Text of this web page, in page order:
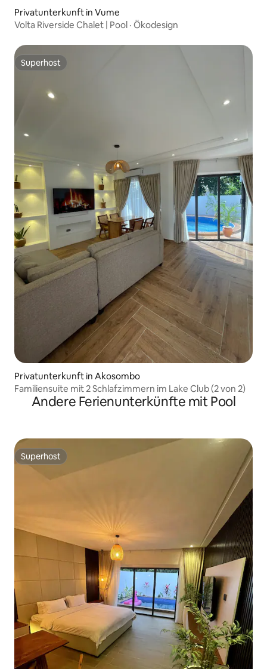
Privatunterkunft in Vume
Volta Riverside Chalet | Pool · Ökodesign
Superhost
Superhost
Privatunterkunft in Akosombo
Familiensuite mit 2 Schlafzimmern im Lake Club (2 von 2)
Andere Ferienunterkünfte mit Pool
Superhost
Superhost